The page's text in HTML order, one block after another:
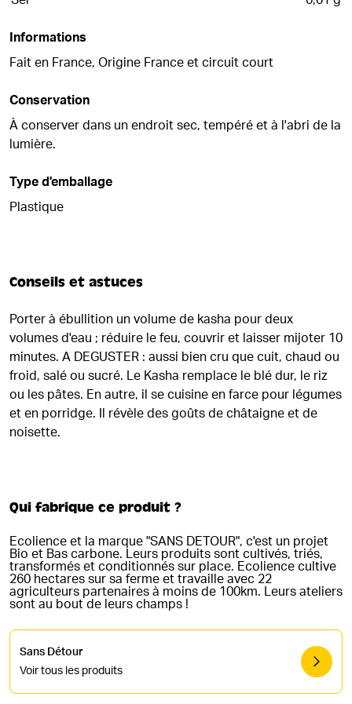
Informations
Fait en France, Origine France et circuit court
Conservation
À conserver dans un endroit sec, tempéré et à l'abri de la
lumière.
Type d'emballage
Plastique
Conseils et astuces
Porter à ébullition un volume de kasha pour deux
volumes d'eau ; réduire le feu, couvrir et laisser mijoter 10
minutes. A DEGUSTER : aussi bien cru que cuit, chaud ou
froid, salé ou sucré. Le Kasha remplace le blé dur, le riz
ou les pâtes. En autre, il se cuisine en farce pour légumes
et en porridge. Il révèle des goûts de châtaigne et de
noisette.
Qui fabrique ce produit ?
Ecolience et la marque "SANS DETOUR", c'est un projet
Bio et Bas carbone. Leurs produits sont cultivés, triés,
transformés et conditionnés sur place. Ecolience cultive
260 hectares sur sa ferme et travaille avec 22
agriculteurs partenaires à moins de 100km. Leurs ateliers
sont au bout de leurs champs !
Sans Détour
Voir tous les produits